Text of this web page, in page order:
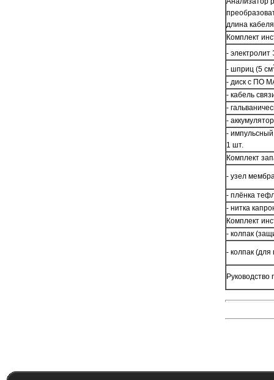
длина
Комплект
- электролит
- шприц (5 см
- диск с ПО
- кабель
-
-
-
1 шт.
Комплект
- узел
- плёнка
- нитка
Комплект
- колпак
- колпак (для
Руководство